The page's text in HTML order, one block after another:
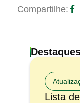
Compartilhe:
Lista